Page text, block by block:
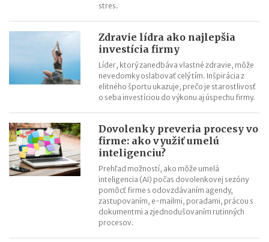
stres.
Zdravie lídra ako najlepšia
investícia firmy
Líder, ktorý zanedbáva vlastné zdravie, môže
nevedomky oslabovať celý tím. Inšpirácia z
elitného športu ukazuje, prečo je starostlivosť
o seba investíciou do výkonu aj úspechu firmy.
Dovolenky preveria procesy vo
firme: ako využiť umelú
inteligenciu?
Prehľad možností, ako môže umelá
inteligencia (AI) počas dovolenkovej sezóny
pomôcť firme s odovzdávaním agendy,
zastupovaním, e-mailmi, poradami, prácou s
dokumentmi a zjednodušovaním rutinných
procesov.